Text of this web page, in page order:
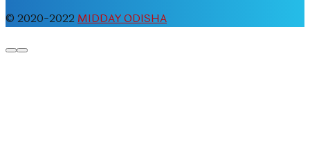
© 2020-2022 MIDDAY ODISHA